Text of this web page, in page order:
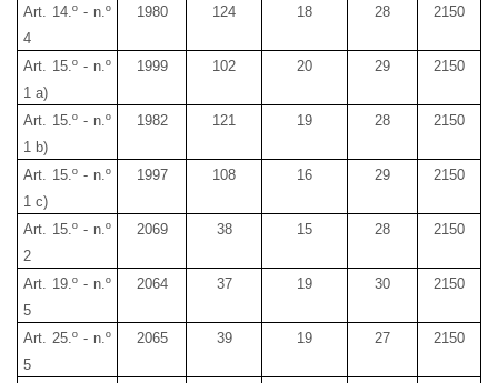
Art. 14.º - n.º
4
1980 124 18 28 2150
Art. 15.º - n.º
1 a)
1999 102 20 29 2150
Art. 15.º - n.º
1 b)
1982 121 19 28 2150
Art. 15.º - n.º
1 c)
1997 108 16 29 2150
Art. 15.º - n.º
2
2069 38 15 28 2150
Art. 19.º - n.º
5
2064 37 19 30 2150
Art. 25.º - n.º
5
2065 39 19 27 2150